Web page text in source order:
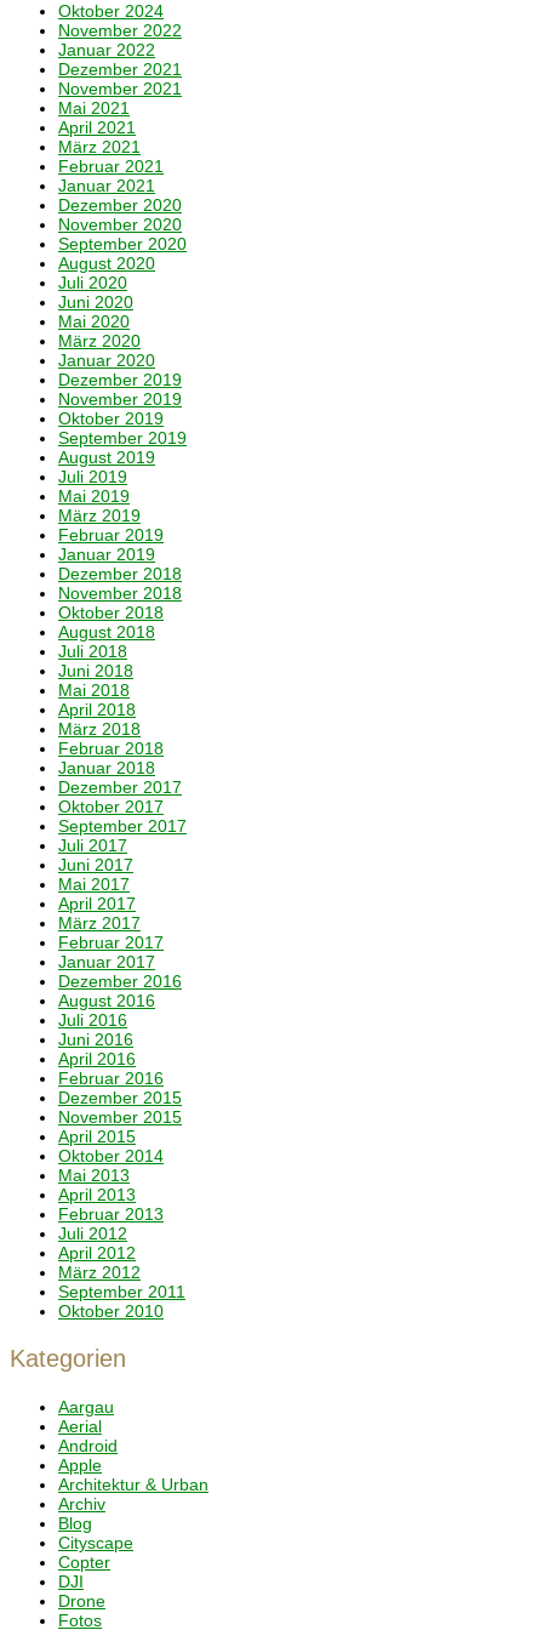
Oktober 2024
November 2022
Januar 2022
Dezember 2021
November 2021
Mai 2021
April 2021
März 2021
Februar 2021
Januar 2021
Dezember 2020
November 2020
September 2020
August 2020
Juli 2020
Juni 2020
Mai 2020
März 2020
Januar 2020
Dezember 2019
November 2019
Oktober 2019
September 2019
August 2019
Juli 2019
Mai 2019
März 2019
Februar 2019
Januar 2019
Dezember 2018
November 2018
Oktober 2018
August 2018
Juli 2018
Juni 2018
Mai 2018
April 2018
März 2018
Februar 2018
Januar 2018
Dezember 2017
Oktober 2017
September 2017
Juli 2017
Juni 2017
Mai 2017
April 2017
März 2017
Februar 2017
Januar 2017
Dezember 2016
August 2016
Juli 2016
Juni 2016
April 2016
Februar 2016
Dezember 2015
November 2015
April 2015
Oktober 2014
Mai 2013
April 2013
Februar 2013
Juli 2012
April 2012
März 2012
September 2011
Oktober 2010
Kategorien
Aargau
Aerial
Android
Apple
Architektur & Urban
Archiv
Blog
Cityscape
Copter
DJI
Drone
Fotos